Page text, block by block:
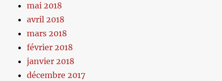
mai 2018
avril 2018
mars 2018
février 2018
janvier 2018
décembre 2017